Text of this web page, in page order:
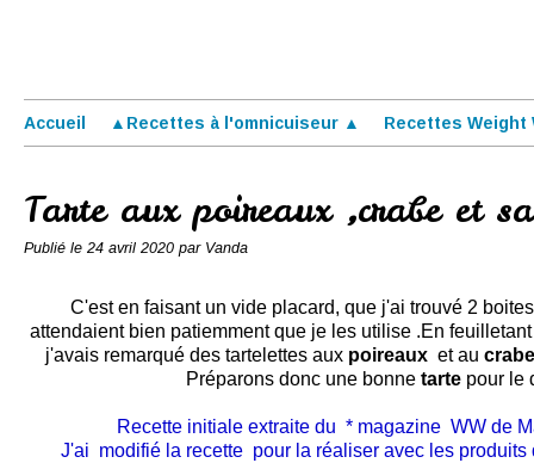
Accueil ▲Recettes à l'omnicuiseur ▲ Recettes Weight
Tarte aux poireaux ,crabe et
Publié le 24 avril 2020 par Vanda
C'est en faisant un vide placard, que j'ai trouvé 2
attendaient bien patiemment que je les utilise .En
j'avais remarqué des tartelettes aux poireaux et au crabe
Préparons donc une bonne tarte pour le
Recette initiale extraite du * magazine WW de
J'ai modifié la recette pour la réaliser avec les produits